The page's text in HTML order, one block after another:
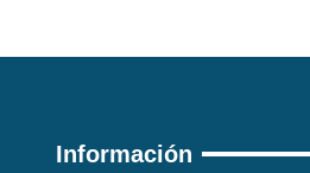
Información